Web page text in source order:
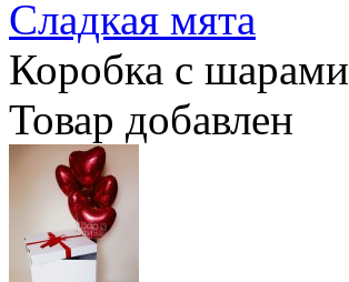
Сладкая мята
Коробка с шарами
Товар добавлен